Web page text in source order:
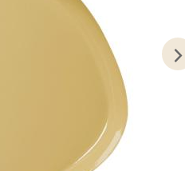
25B, 4611 Kristiansand